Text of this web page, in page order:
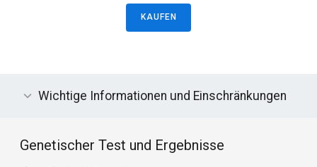
KAUFEN
Wichtige Informationen und Einschränkungen
Genetischer Test und Ergebnisse